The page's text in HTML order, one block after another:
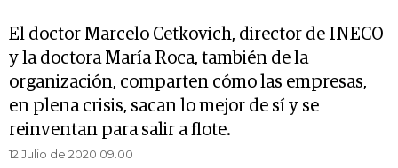
El doctor Marcelo Cetkovich, director de INECO
y la doctora María Roca, también de la
organización, comparten cómo las empresas,
en plena crisis, sacan lo mejor de sí y se
reinventan para salir a flote.
12 Julio de 2020 09.00